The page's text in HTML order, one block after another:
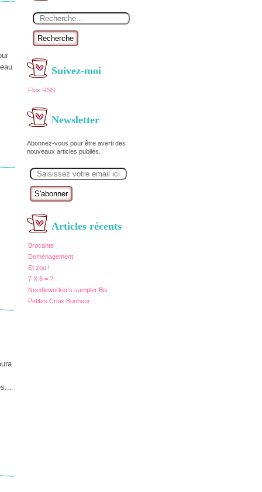
Recherche
Suivez-moi
Flux RSS
Newsletter
Abonnez-vous pour être averti des
nouveaux articles publiés.
m
Articles récents
Brocante
Deménagement
Et zou !
7 X 8 = ?
Needleworker's sampler Bis
Petites Croix Bonheur